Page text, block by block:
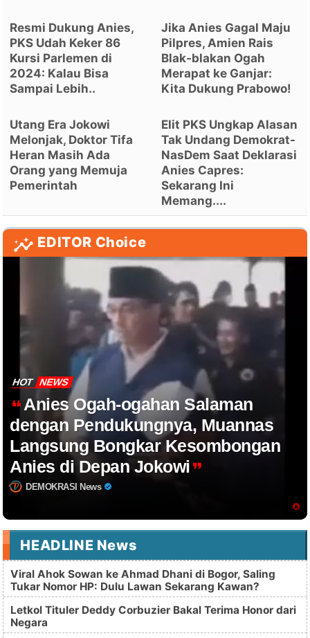
Resmi Dukung Anies,
PKS Udah Keker 86
Kursi Parlemen di
2024: Kalau Bisa
Sampai Lebih..
Jika Anies Gagal Maju
Pilpres, Amien Rais
Blak-blakan Ogah
Merapat ke Ganjar:
Kita Dukung Prabowo!
Utang Era Jokowi
Melonjak, Doktor Tifa
Heran Masih Ada
Orang yang Memuja
Pemerintah
Elit PKS Ungkap Alasan
Tak Undang Demokrat-
NasDem Saat Deklarasi
Anies Capres:
Sekarang Ini
Memang....
EDITOR Choice
HOT NEWS
Anies Ogah-ogahan Salaman
dengan Pendukungnya, Muannas
Langsung Bongkar Kesombongan
Anies di Depan Jokowi
DEMOKRASI News
HEADLINE News
Viral Ahok Sowan ke Ahmad Dhani di Bogor, Saling
Tukar Nomor HP: Dulu Lawan Sekarang Kawan?
Letkol Tituler Deddy Corbuzier Bakal Terima Honor dari
Negara